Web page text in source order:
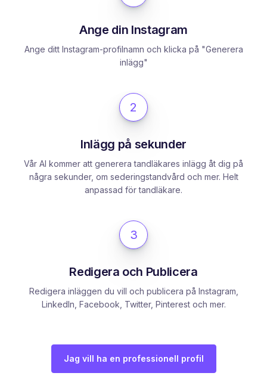
Ange din Instagram
Ange ditt Instagram-profilnamn och klicka på "Generera
inlägg"
2
Inlägg på sekunder
Vår AI kommer att generera tandläkares inlägg åt dig på
några sekunder, om sederingstandvård och mer. Helt
anpassad för tandläkare.
3
Redigera och Publicera
Redigera inläggen du vill och publicera på Instagram,
LinkedIn, Facebook, Twitter, Pinterest och mer.
Jag vill ha en professionell profil